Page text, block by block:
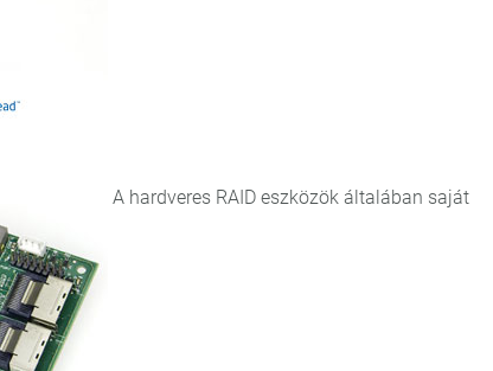
A hardveres RAID eszközök általában saját